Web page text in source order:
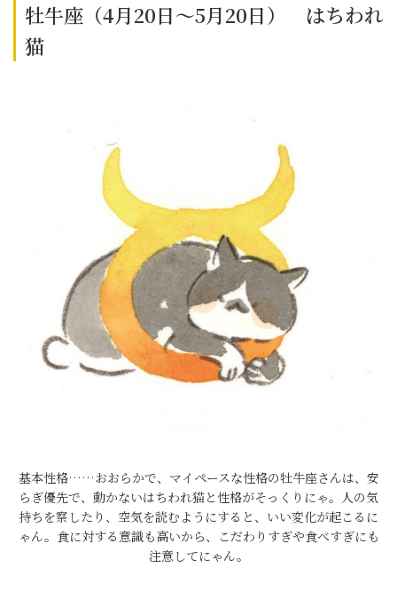
牡牛座（4月20日～5月20日） はちわれ
猫
基本性格……おおらかで、マイペースな性格の牡牛座さんは、安
らぎ優先で、動かないはちわれ猫と性格がそっくりにゃ。人の気
持ちを察したり、空気を読むようにすると、いい変化が起こるに
ゃん。食に対する意識も高いから、こだわりすぎや食べすぎにも
注意してにゃん。